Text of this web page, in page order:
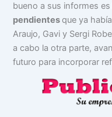
bueno a sus informes es
pendientes que ya
Araujo, Gavi y Sergi
a cabo la otra parte,
futuro para incorporar